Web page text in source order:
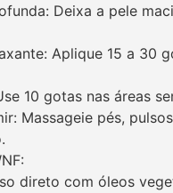
Deixa a pele
Aplique 15 a 30
10 gotas nas áreas
Massageie pés,
direto com óleos